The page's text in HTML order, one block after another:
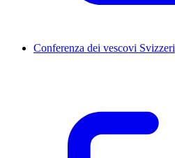
Conferenza dei vescovi Svizzeri